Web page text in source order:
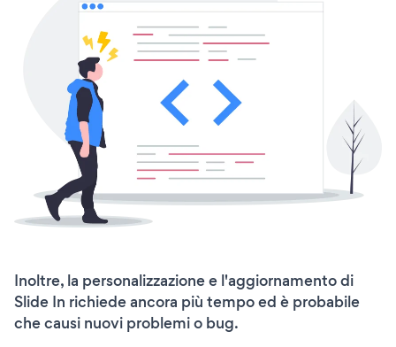
Inoltre, la personalizzazione e l'aggiornamento di
Slide In richiede ancora più tempo ed è probabile
che causi nuovi problemi o bug.